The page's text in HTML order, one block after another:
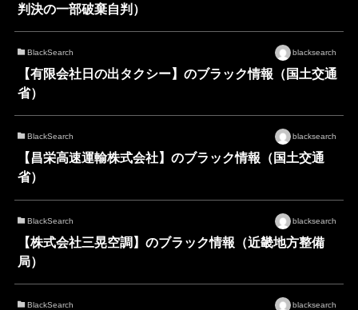
判決の一部破棄自判）
BlackSearch blacksearch
【有限会社日の出タクシー】のブラック情報（国土交通
省）
BlackSearch blacksearch
【昌栄高速運輸株式会社】のブラック情報（国土交通
省）
BlackSearch blacksearch
【株式会社三晃空調】のブラック情報（近畿地方整備
局）
BlackSearch blacksearch